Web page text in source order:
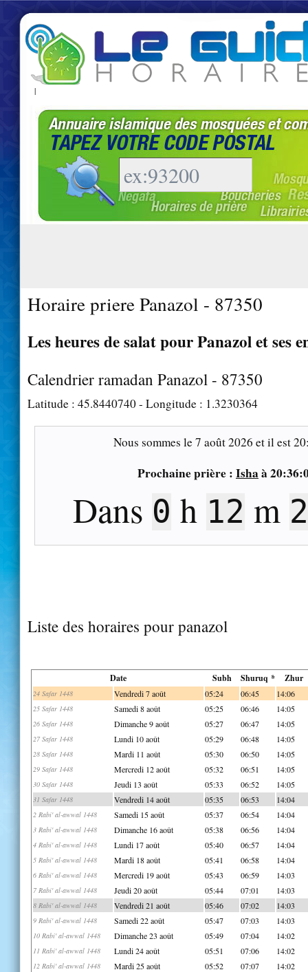
|
Horaire priere Panazol - 87350
Les heures de salat pour Panazol et ses
Calendrier ramadan Panazol - 87350
Latitude : 45.8440740- Longitude : 1.3230364
Nous sommes le7 août 2026 et il est
Prochaine prière : Isha à
Dans 0 h 12 m
Liste des horaires pour panazol
Date Subh Shuruq * Zhur
24 Safar 1448 Vendredi 7 août 05:24 06:45 14:06
25 Safar 1448 Samedi 8 août 05:25 06:46 14:05
26 Safar 1448 Dimanche 9 août 05:27 06:47 14:05
27 Safar 1448 Lundi 10 août 05:29 06:48 14:05
28 Safar 1448 Mardi 11 août 05:30 06:50 14:05
29 Safar 1448 Mercredi 12 août 05:32 06:51 14:05
30 Safar 1448 Jeudi 13 août 05:33 06:52 14:05
31 Safar 1448 Vendredi 14 août 05:35 06:53 14:04
2 Rabi' al-awwal 1448 Samedi 15 août 05:37 06:54 14:04
3 Rabi' al-awwal 1448 Dimanche 16 août 05:38 06:56 14:04
4 Rabi' al-awwal 1448 Lundi 17 août 05:40 06:57 14:04
5 Rabi' al-awwal 1448 Mardi 18 août 05:41 06:58 14:04
6 Rabi' al-awwal 1448 Mercredi 19 août 05:43 06:59 14:03
7 Rabi' al-awwal 1448 Jeudi 20 août 05:44 07:01 14:03
8 Rabi' al-awwal 1448 Vendredi 21 août 05:46 07:02 14:03
9 Rabi' al-awwal 1448 Samedi 22 août 05:47 07:03 14:03
10 Rabi' al-awwal 1448 Dimanche 23 août 05:49 07:04 14:02
11 Rabi' al-awwal 1448 Lundi 24 août 05:51 07:06 14:02
12 Rabi' al-awwal 1448 Mardi 25 août 05:52 07:07 14:02